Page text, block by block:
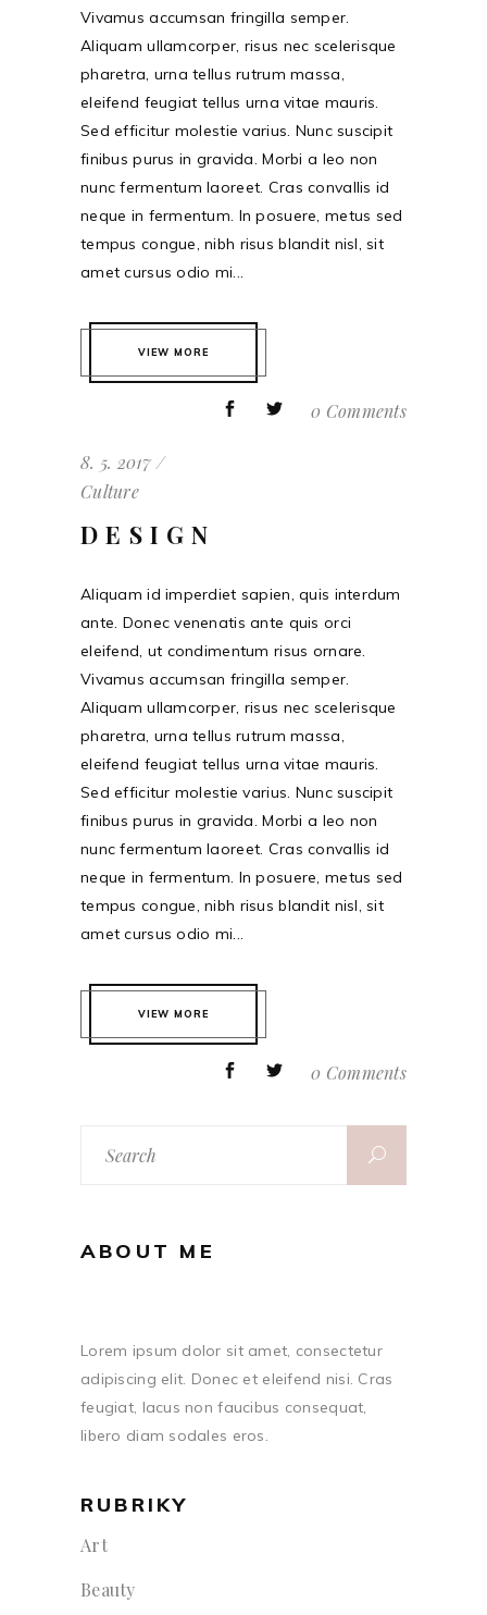
Vivamus accumsan fringilla semper.
Aliquam ullamcorper, risus nec scelerisque
pharetra, urna tellus rutrum massa,
eleifend feugiat tellus urna vitae mauris.
Sed efficitur molestie varius. Nunc suscipit
finibus purus in gravida. Morbi a leo non
nunc fermentum laoreet. Cras convallis id
neque in fermentum. In posuere, metus sed
tempus congue, nibh risus blandit nisl, sit
amet cursus odio mi...
VIEW MORE
0 Comments
8. 5. 2017
Culture
DESIGN
Aliquam id imperdiet sapien, quis interdum
ante. Donec venenatis ante quis orci
eleifend, ut condimentum risus ornare.
Vivamus accumsan fringilla semper.
Aliquam ullamcorper, risus nec scelerisque
pharetra, urna tellus rutrum massa,
eleifend feugiat tellus urna vitae mauris.
Sed efficitur molestie varius. Nunc suscipit
finibus purus in gravida. Morbi a leo non
nunc fermentum laoreet. Cras convallis id
neque in fermentum. In posuere, metus sed
tempus congue, nibh risus blandit nisl, sit
amet cursus odio mi...
VIEW MORE
0 Comments
for:
ABOUT ME
Lorem ipsum dolor sit amet, consectetur
adipiscing elit. Donec et eleifend nisi. Cras
feugiat, lacus non faucibus consequat,
libero diam sodales eros.
RUBRIKY
Art
Beauty